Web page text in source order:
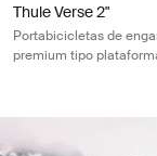
Thule Verse 2"
Portabicicletas de
premium tipo